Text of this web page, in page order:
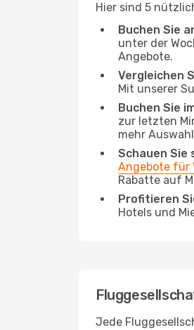
Hier sind 5
Buchen Sie
unter der
Angebote.
Vergleichen
Mit unserer
Buchen Sie
zur letzten
mehr
Schauen Sie
Angebote für
Rabatte auf
Profitieren
Hotels und
Jede